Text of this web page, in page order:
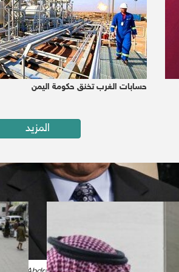
حسابات الغرب تخنق حكومة اليمن
المزيد